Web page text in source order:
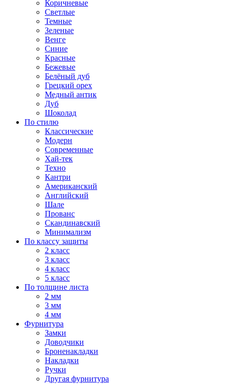
Коричневые
Светлые
Темные
Зеленые
Венге
Синие
Красные
Бежевые
Белёный дуб
Грецкий орех
Медный антик
Дуб
Шоколад
По стилю
Классические
Модерн
Современные
Хай-тек
Техно
Кантри
Американский
Английский
Шале
Прованс
Скандинавский
Минимализм
По классу защиты
2 класс
3 класс
4 класс
5 класс
По толщине листа
2 мм
3 мм
4 мм
Фурнитура
Замки
Доводчики
Броненакладки
Накладки
Ручки
Другая фурнитура